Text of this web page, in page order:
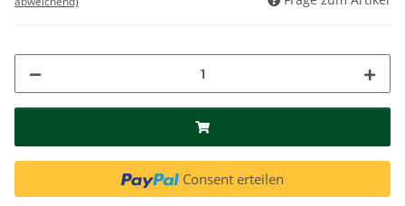
Consent erteilen